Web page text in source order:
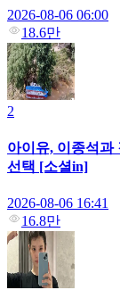
2026-08-06 06:00
18.6만
2
아이유, 이종석과
선택 [소셜in]
2026-08-06 16:41
16.8만